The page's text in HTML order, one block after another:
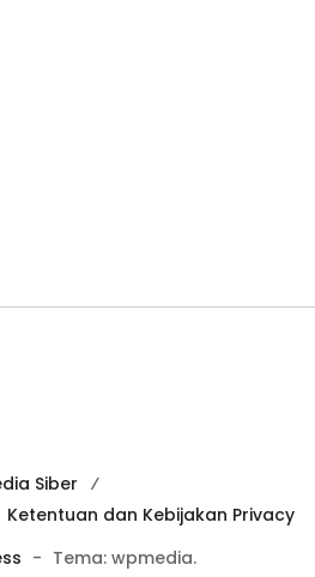
Siber
Ketentuan dan Kebijakan Privacy
- Tema: wpmedia.